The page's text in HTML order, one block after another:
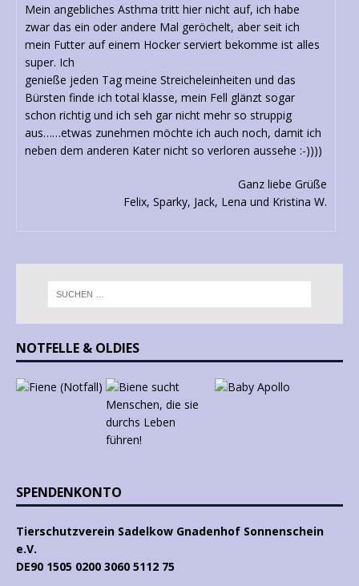
Mein angebliches Asthma tritt hier nicht auf, ich habe
zwar das ein oder andere Mal geröchelt, aber seit ich
mein Futter auf einem Hocker serviert bekomme ist alles
super. Ich
genieße jeden Tag meine Streicheleinheiten und das
Bürsten finde ich total klasse, mein Fell glänzt sogar
schon richtig und ich seh gar nicht mehr so struppig
aus……etwas zunehmen möchte ich auch noch, damit ich
neben dem anderen Kater nicht so verloren aussehe :-))))
Ganz liebe Grüße
Felix, Sparky, Jack, Lena und Kristina W.
NOTFELLE & OLDIES
SPENDENKONTO
Tierschutzverein Sadelkow Gnadenhof Sonnenschein
e.V.
DE90 1505 0200 3060 5112 75